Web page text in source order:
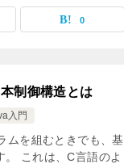
0
制御構造とは
入門
ムを組むときでも、基
これは、C言語のよ